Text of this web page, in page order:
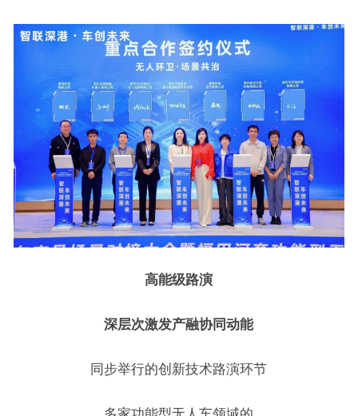
高能级路演
深层次激发产融协同动能
同步举行的创新技术路演环节